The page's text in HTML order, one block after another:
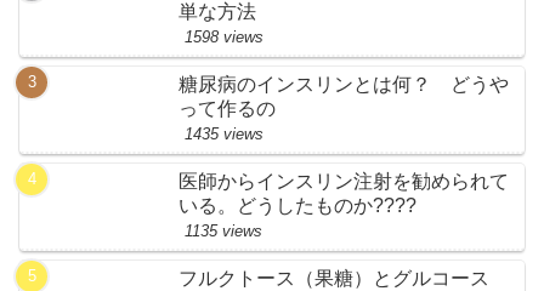
単な方法
1598 views
糖尿病のインスリンとは何？ どうや
って作るの
1435 views
医師からインスリン注射を勧められて
いる。どうしたものか????
1135 views
フルクトース（果糖）とグルコース